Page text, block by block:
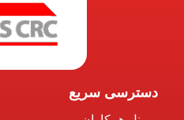
دسترسی سریع